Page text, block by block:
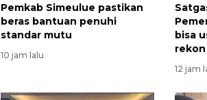
Pemkab Simeulue pastikan
beras bantuan penuhi
standar mutu
10 jam lalu
bisa
12 jam